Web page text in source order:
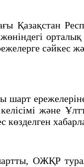
сәйкес
және
ОЖҚР